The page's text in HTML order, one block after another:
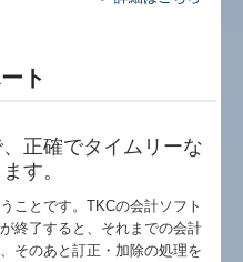
ト
正確でタイムリーな
す。
ことです。TKCの会計ソフト
終了すると、それまでの会計
そのあと訂正・加除の処理を